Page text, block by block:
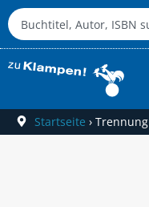
Startseite › Trennung